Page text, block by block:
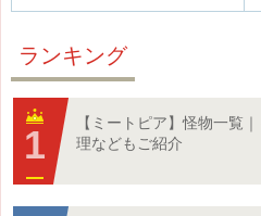
ランキング
【ミートピア】怪物一覧
理などもご紹介